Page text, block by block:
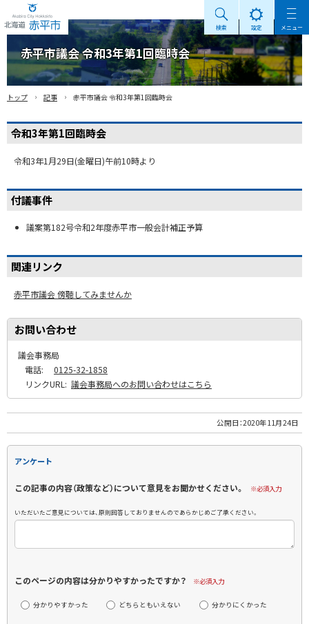
Akabira City Hokkaido 北海道 赤平市
検索 設定 メニュー
赤平市議会 令和3年第1回臨時会
トップ › 記事 › 赤平市議会 令和3年第1回臨時会
令和3年第1回臨時会
令和3年1月29日(金曜日)午前10時より
付議事件
議案第182号令和2年度赤平市一般会計補正予算
関連リンク
赤平市議会 傍聴してみませんか
お問い合わせ
議会事務局
電話:
0125-32-1858
リンクURL: 議会事務局へのお問い合わせはこちら
公開日：2020年11月24日
アンケート
この記事の内容（政策など）について意見をお聞かせください。 ※必須入力
いただいたご意見については、原則回答しておりませんのであらかじめご了承ください。
このページの内容は分かりやすかったですか？ ※必須入力
分かりやすかった どちらともいえない 分かりにくかった